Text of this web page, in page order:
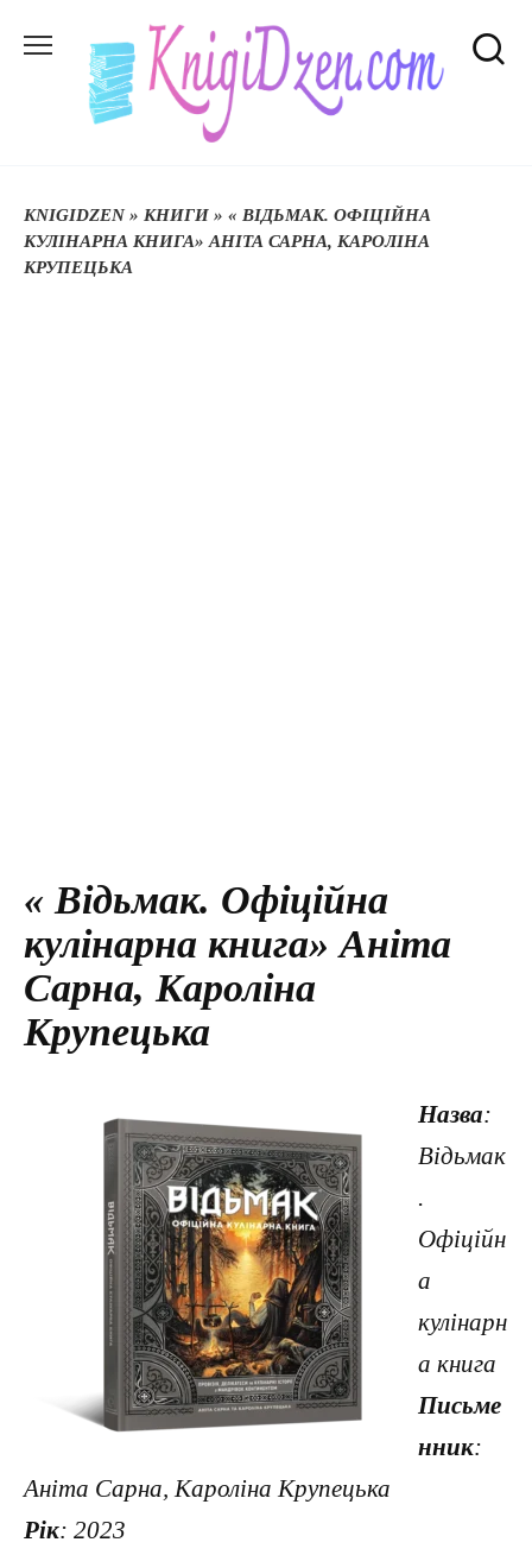
до
KNIGIDZEN» КНИГИ » « ВІДЬМАК. ОФІЦІЙНА
КУЛІНАРНА КНИГА» АНІТА САРНА, КАРОЛІНА
КРУПЕЦЬКА
« Відьмак. Офіційна
кулінарна книга» Аніта
Сарна, Кароліна
Крупецька
Назва:
Відьмак
.
Офіційн
а
кулінарн
а книга
Письме
нник:
Аніта Сарна, Кароліна Крупецька
Рік: 2023